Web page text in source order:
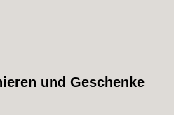
und Geschenke